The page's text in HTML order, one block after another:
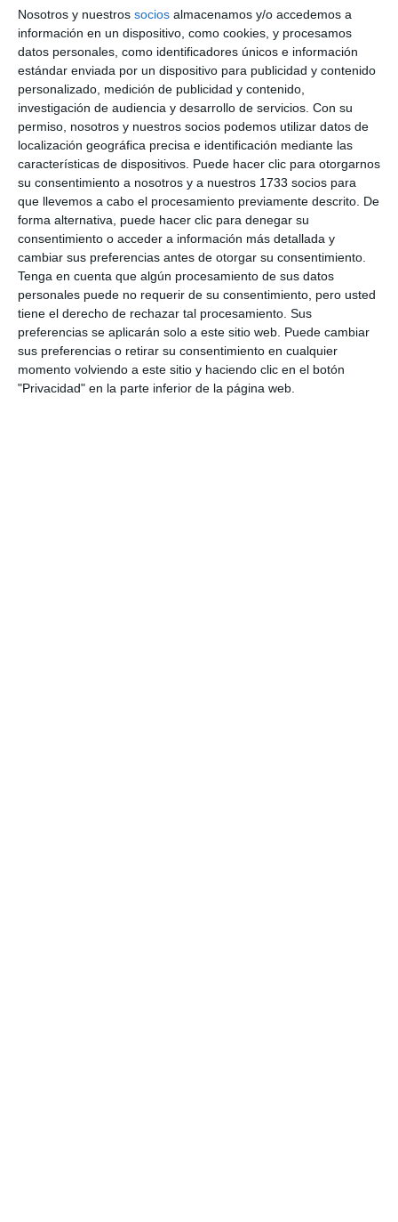
Nosotros y nuestros socios almacenamos y/o accedemos a
información en un dispositivo, como cookies, y procesamos
datos personales, como identificadores únicos e información
estándar enviada por un dispositivo para publicidad y contenido
personalizado, medición de publicidad y contenido,
investigación de audiencia y desarrollo de servicios. Con su
permiso, nosotros y nuestros socios podemos utilizar datos de
localización geográfica precisa e identificación mediante las
características de dispositivos. Puede hacer clic para otorgarnos
su consentimiento a nosotros y a nuestros 1733 socios para
que llevemos a cabo el procesamiento previamente descrito. De
forma alternativa, puede hacer clic para denegar su
consentimiento o acceder a información más detallada y
cambiar sus preferencias antes de otorgar su consentimiento.
Tenga en cuenta que algún procesamiento de sus datos
personales puede no requerir de su consentimiento, pero usted
tiene el derecho de rechazar tal procesamiento. Sus
preferencias se aplicarán solo a este sitio web. Puede cambiar
sus preferencias o retirar su consentimiento en cualquier
momento volviendo a este sitio y haciendo clic en el botón
"Privacidad" en la parte inferior de la página web.
colaboración, como la que ofrece Isabel Cortés,
vecina de Mijas, que participó en esta marcha. “Yo
intento ayudar en todo lo que puedo, para estar en
una mesa, comprando calendarios y asistiendo a
este tipo de cosas, que también ayudan a echar un
rato bueno entre amigos”, finalizó.